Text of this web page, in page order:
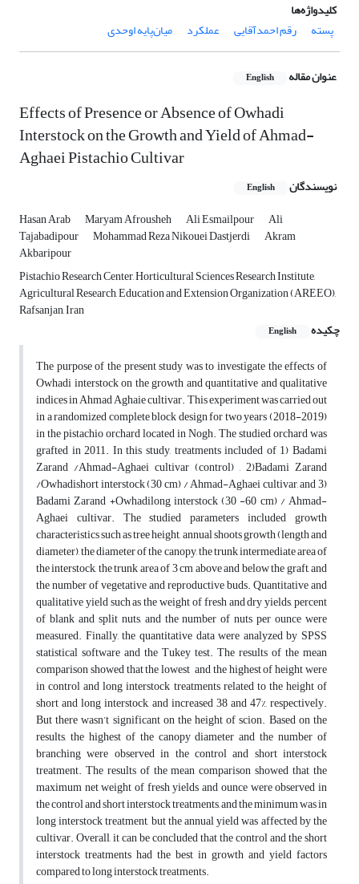
کلیدواژه‌ها
پسته
رقم احمدآقایی عملکرد میان‌پایه اوحدی
عنوان مقاله English
Effects of Presence or Absence of Owhadi
Interstock on the Growth and Yield of Ahmad-
Aghaei Pistachio Cultivar
نویسندگان English
Hasan Arab Maryam Afrousheh Ali Esmailpour Ali
Tajabadipour Mohammad Reza Nikouei Dastjerdi Akram
Akbaripour
Pistachio Research Center, Horticultural Sciences Research Institute,
Agricultural Research, Education and Extension Organization (AREEO),
Rafsanjan, Iran
چکیده
English
The purpose of the present study was to investigate the effects of
Owhadi interstock on the growth and quantitative and qualitative
indices in Ahmad Aghaie cultivar. This experiment was carried out
in a randomized complete block design for two years (2018-2019)
in the pistachio orchard located in Nogh. The studied orchard was
grafted in 2011. In this study, treatments included of 1) Badami
Zarand /Ahmad-Aghaei cultivar (control) , 2)Badami Zarand
/Owhadishort interstock (30 cm) / Ahmad-Aghaei cultivar, and 3)
Badami Zarand +Owhadilong interstock (30 -60 cm) / Ahmad-
Aghaei cultivar. The studied parameters included growth
characteristics such as tree height, annual shoots growth (length and
diameter), the diameter of the canopy, the trunk intermediate area of
the interstock, the trunk area of 3 cm above and below the graft, and
the number of vegetative and reproductive buds. Quantitative and
qualitative yield such as the weight of fresh and dry yields, percent
of blank and split nuts, and the number of nuts per ounce were
measured. Finally, the quantitative data were analyzed by SPSS
statistical software and the Tukey test. The results of the mean
comparison showed that the lowest and the highest of height were
in control and long interstock treatments related to the height of
short and long interstock, and increased 38 and 47%, respectively.
But there wasn’t significant on the height of scion. Based on the
results, the highest of the canopy diameter and the number of
branching were observed in the control and short interstock
treatment. The results of the mean comparison showed that the
maximum net weight of fresh yields and ounce were observed in
the control and short interstock treatments, and the minimum was in
long interstock treatment, but the annual yield was affected by the
cultivar. Overall, it can be concluded that the control and the short
interstock treatments had the best in growth and yield factors
compared to long interstock treatments.